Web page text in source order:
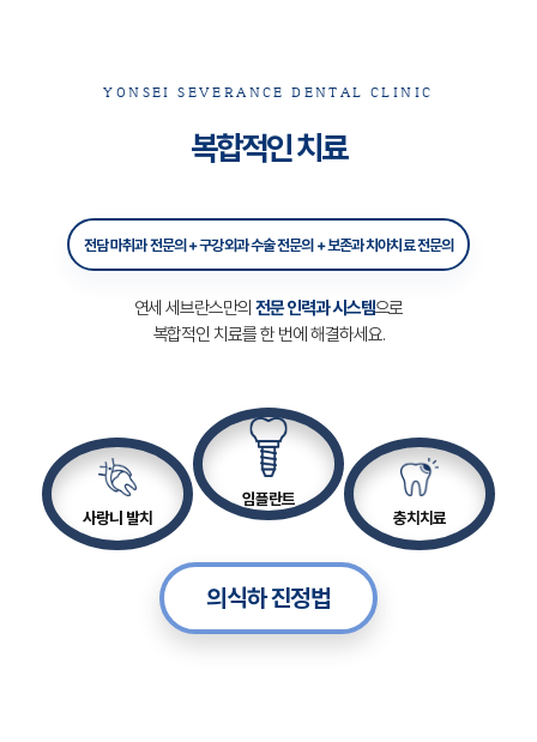
YONSEI SEVERANCE DENTAL CLINIC
복합적인 치료
전담 마취과 전문의 + 구강외과 수술 전문의 + 보존과 치아치료 전문의
연세 세브란스만의전문 인력과 시스템으로
복합적인 치료를 한 번에 해결하세요.
사랑니 발치
임플란트
충치치료
의식하 진정법